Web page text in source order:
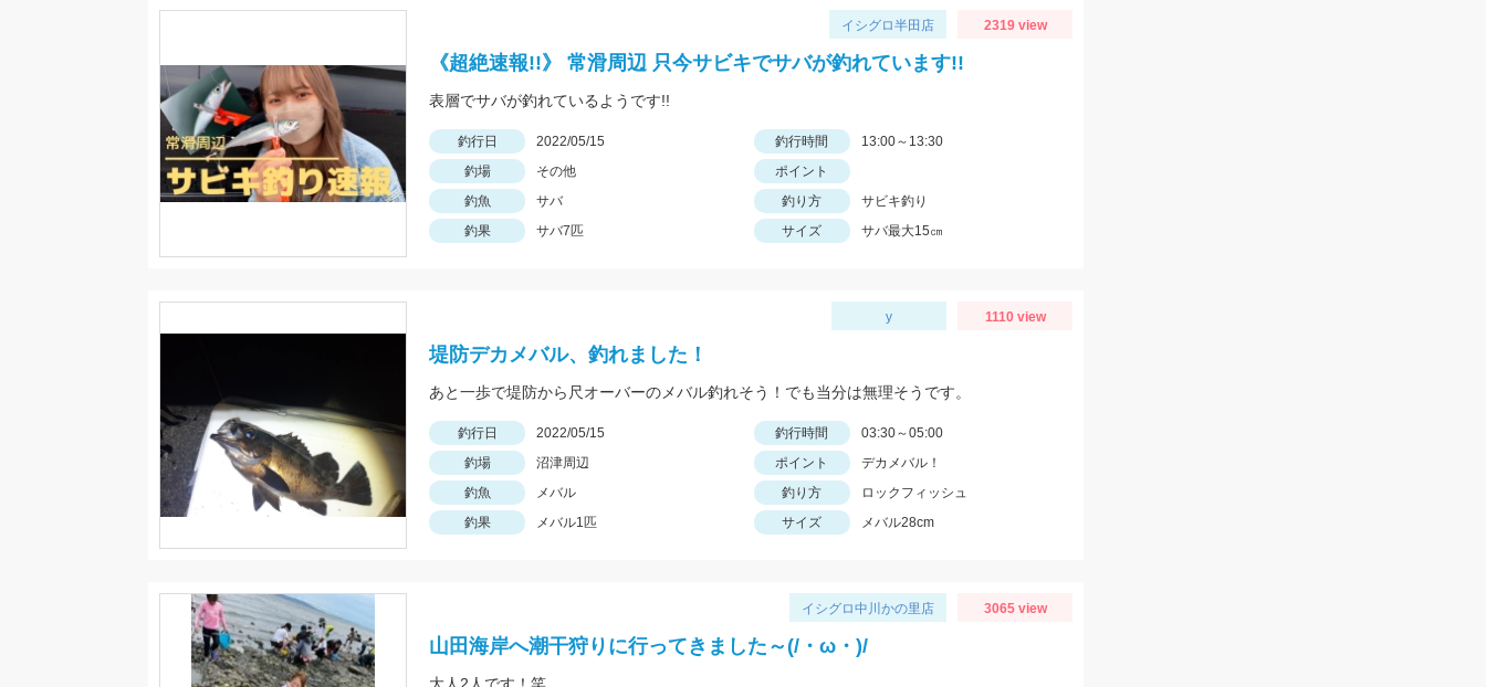
イシグロ半田店 2319 view
《超絶速報!!》 常滑周辺 只今サビキでサバが釣れています!!
表層でサバが釣れているようです!!
釣行日 2022/05/15 釣行時間
13:00～13:30
釣場
その他
ポイント
釣魚
サバ 釣り方
サビキ釣り
釣果
サバ7匹 サイズ サバ最大15㎝
y 1110 view
堤防デカメバル、釣れました！
あと一歩で堤防から尺オーバーのメバル釣れそう！でも当分は無理そうです。
釣行日 2022/05/15 釣行時間
03:30～05:00
釣場
沼津周辺 ポイント
デカメバル！
釣魚
メバル 釣り方
ロックフィッシュ
釣果
メバル1匹 サイズ メバル28cm
イシグロ中川かの里店 3065 view
山田海岸へ潮干狩りに行ってきました～(/・ω・)/